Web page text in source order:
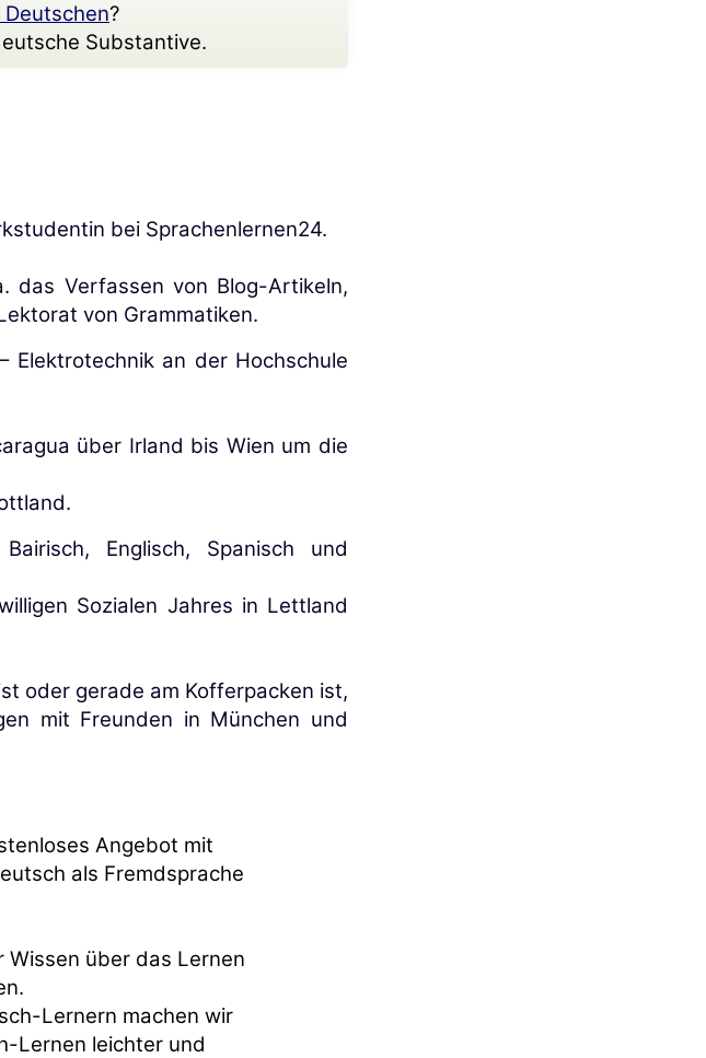
?
Substantive.
bei Sprachenlernen24.
das Verfassen von Blog-Artikeln,
von Grammatiken.
Elektrotechnik an der Hochschule
über Irland bis Wien um die
Englisch, Spanisch und
Sozialen Jahres in Lettland
oder gerade am Kofferpacken ist,
mit Freunden in München und
Angebot mit
als Fremdsprache
über das Lernen
Lernern machen wir
Lernen leichter und